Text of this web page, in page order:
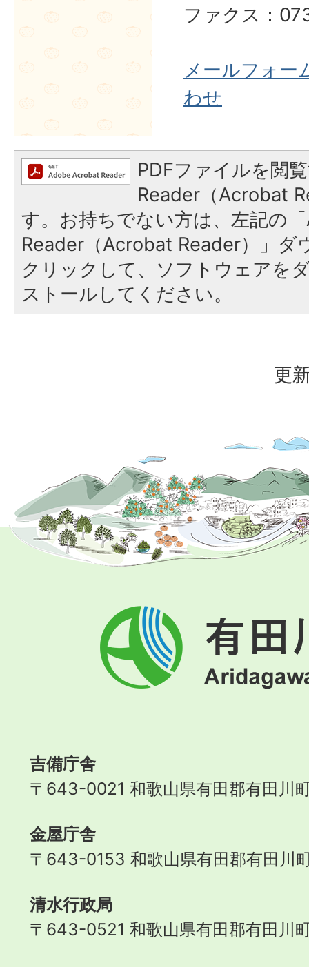
ファクス：
メールフォー
わせ
PDFファイルを閲
Reader（Acrobat
す。お持ちでない方は、左記の
Reader（Acrobat Reader）」ダ
クリックして、ソフトウェアを
ストールしてください。
更
有
田
川
町
吉備庁舎
〒643-0021 和歌山県有田郡有田川
金屋庁舎
〒643-0153 和歌山県有田郡有田川
清水行政局
〒643-0521 和歌山県有田郡有田川